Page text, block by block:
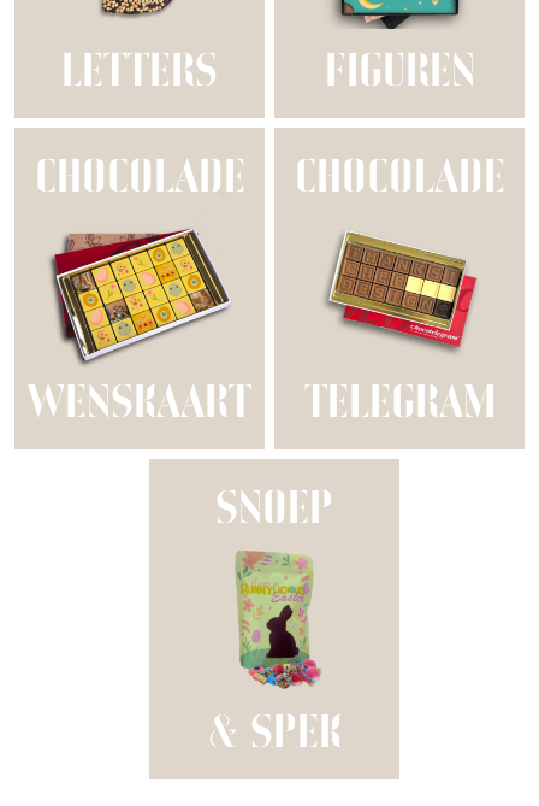
LETTERS
FIGUREN
CHOCOLADE
WENSKAART
CHOCOLADE
TELEGRAM
SNOEP
& SPEK